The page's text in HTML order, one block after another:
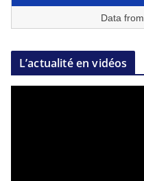
Data from
L’actualité en vidéos